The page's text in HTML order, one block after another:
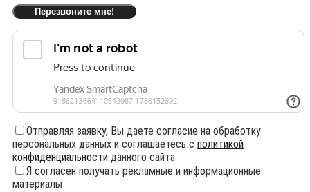
Отправляя заявку, Вы даете согласие на обработку
персональных данных и соглашаетесь с политикой
конфиденциальности данного сайта
Я согласен получать рекламные и информационные
материалы